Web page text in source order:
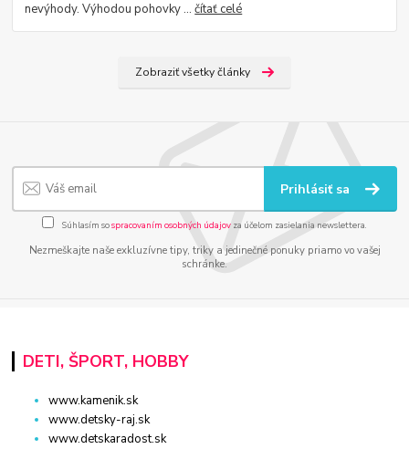
nevýhody. Výhodou pohovky ...čítať celé
Zobraziť všetky články
Prihlásiť sa
Súhlasím sospracovaním osobných údajov za účelom zasielania newslettera.
Nezmeškajte naše exkluzívne tipy, triky a jedinečné ponuky priamo vo vašej
schránke.
DETI, ŠPORT, HOBBY
www.kamenik.sk
www.detsky-raj.sk
www.detskaradost.sk